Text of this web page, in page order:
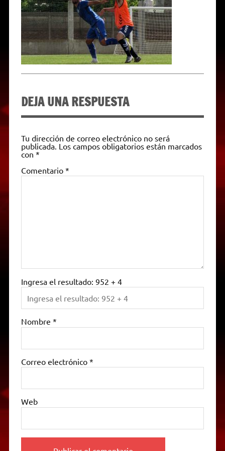
p
m
k
e
r
k
i
e
n
d
l
y
DEJA UNA RESPUESTA
Tu dirección de correo electrónico no será
publicada. Los campos obligatorios están marcados
con *
Comentario *
Ingresa el resultado: 952 + 4
Nombre *
Correo electrónico *
Web